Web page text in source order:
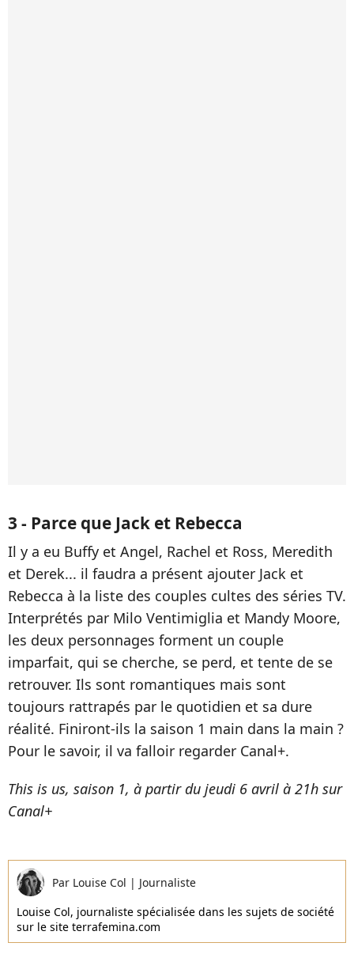
3 - Parce que Jack et Rebecca
Il y a eu Buffy et Angel, Rachel et Ross, Meredith
et Derek... il faudra a présent ajouter Jack et
Rebecca à la liste des couples cultes des séries TV.
Interprétés par Milo Ventimiglia et Mandy Moore,
les deux personnages forment un couple
imparfait, qui se cherche, se perd, et tente de se
retrouver. Ils sont romantiques mais sont
toujours rattrapés par le quotidien et sa dure
réalité. Finiront-ils la saison 1 main dans la main ?
Pour le savoir, il va falloir regarder Canal+.
This is us, saison 1, à partir du jeudi 6 avril à 21h sur
Canal+
Par Louise Col | Journaliste
Louise Col, journaliste spécialisée dans les sujets de société
sur le site terrafemina.com